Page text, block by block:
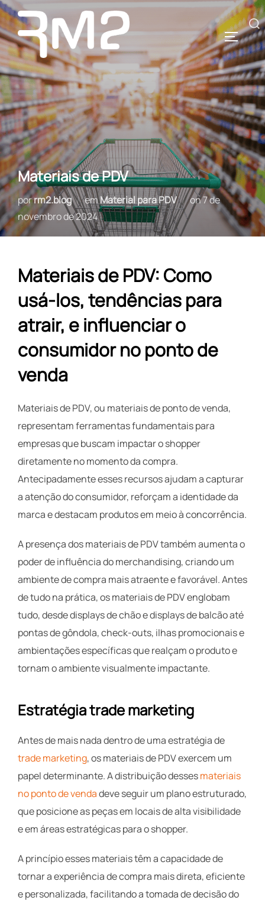
Pular
para
o
conteúdo
Pesquisar
por:
Materiais de PDV
porrm2.blog emMaterial para PDV onPostado
7 de
novembro de 2024
Materiais de PDV: Como
usá-los, tendências para
atrair, e influenciar o
consumidor no ponto de
venda
Materiais de PDV, ou materiais de ponto de venda,
representam ferramentas fundamentais para
empresas que buscam impactar o shopper
diretamente no momento da compra.
Antecipadamente esses recursos ajudam a capturar
a atenção do consumidor, reforçam a identidade da
marca e destacam produtos em meio à concorrência.
A presença dos materiais de PDV também aumenta o
poder de influência do merchandising, criando um
ambiente de compra mais atraente e favorável. Antes
de tudo na prática, os materiais de PDV englobam
tudo, desde displays de chão e displays de balcão até
pontas de gôndola, check-outs, ilhas promocionais e
ambientações específicas que realçam o produto e
tornam o ambiente visualmente impactante.
Estratégia trade marketing
Antes de mais nada dentro de uma estratégia de
trade marketing, os materiais de PDV exercem um
papel determinante. A distribuição dessesmateriais
no ponto de vendadeve seguir um plano estruturado,
que posicione as peças em locais de alta visibilidade
e em áreas estratégicas para o shopper.
A princípio esses materiais têm a capacidade de
tornar a experiência de compra mais direta, eficiente
e personalizada, facilitando a tomada de decisão do